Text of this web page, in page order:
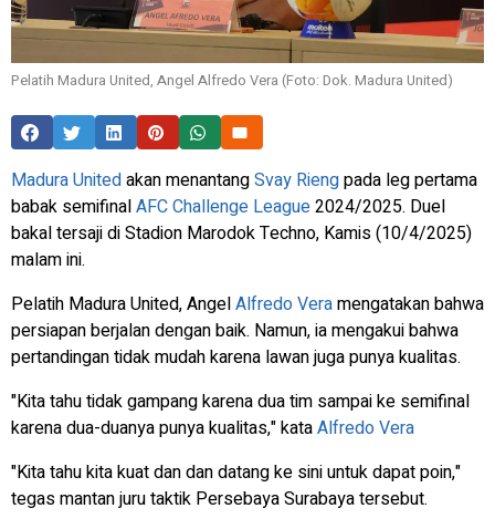
Pelatih Madura United, Angel Alfredo Vera (Foto: Dok. Madura United)
Madura Unitedakan menantangSvay Riengpada leg pertama
babak semifinalAFC Challenge League2024/2025. Duel
bakal tersaji di Stadion Marodok Techno, Kamis (10/4/2025)
malam ini.
Pelatih Madura United, AngelAlfredo Veramengatakan bahwa
persiapan berjalan dengan baik. Namun, ia mengakui bahwa
pertandingan tidak mudah karena lawan juga punya kualitas.
"Kita tahu tidak gampang karena dua tim sampai ke semifinal
karena dua-duanya punya kualitas," kataAlfredo Vera
"Kita tahu kita kuat dan dan datang ke sini untuk dapat poin,"
tegas mantan juru taktik Persebaya Surabaya tersebut.